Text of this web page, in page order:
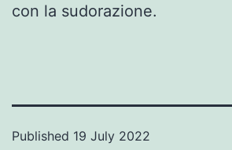
con la sudorazione.
Published 19 July 2022